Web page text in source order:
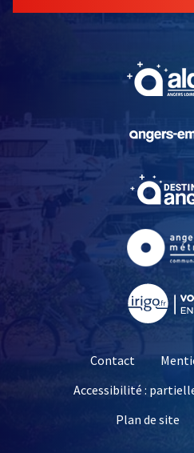
Contact
Accessibilité :
Plan de site